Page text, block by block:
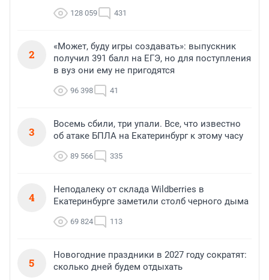
128 059 431
2
«Может, буду игры создавать»: выпускник
получил 391 балл на ЕГЭ, но для поступления
в вуз они ему не пригодятся
96 398 41
3
Восемь сбили, три упали. Все, что известно
об атаке БПЛА на Екатеринбург к этому часу
89 566 335
4
Неподалеку от склада Wildberries в
Екатеринбурге заметили столб черного дыма
69 824 113
5
Новогодние праздники в 2027 году сократят:
сколько дней будем отдыхать